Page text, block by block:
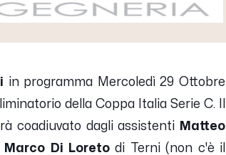
in programma Mercoledì 29 Ottobre
della Coppa Italia Serie C. Il
coadiuvato dagli assistenti Matteo
Marco Di Loretodi Terni (non c'è il